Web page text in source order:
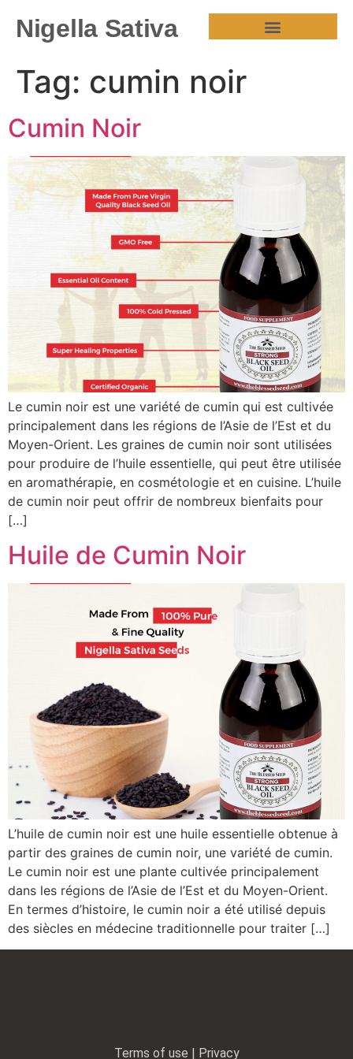
Nigella Sativa
Tag: cumin noir
Cumin Noir
Le cumin noir est une variété de cumin qui est cultivée
principalement dans les régions de l’Asie de l’Est et du
Moyen-Orient. Les graines de cumin noir sont utilisées
pour produire de l’huile essentielle, qui peut être utilisée
en aromathérapie, en cosmétologie et en cuisine. L’huile
de cumin noir peut offrir de nombreux bienfaits pour
[…]
Huile de Cumin Noir
L’huile de cumin noir est une huile essentielle obtenue à
partir des graines de cumin noir, une variété de cumin.
Le cumin noir est une plante cultivée principalement
dans les régions de l’Asie de l’Est et du Moyen-Orient.
En termes d’histoire, le cumin noir a été utilisé depuis
des siècles en médecine traditionnelle pour traiter […]
Terms of use | Privacy